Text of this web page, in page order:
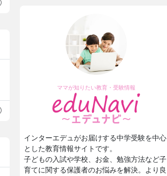
ママが知りたい教育・受験情報
インターエデュがお届けする中学受験を中心
とした教育情報サイトです。
子どもの入試や学校、お金、勉強方法など子
育てに関する保護者のお悩みを解決。より良